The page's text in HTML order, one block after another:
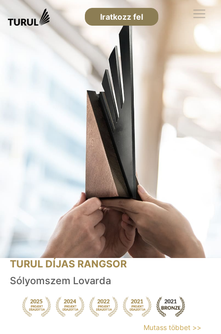
Iratkozz fel
TURUL DÍJAS RANGSOR
Sólyomszem Lovarda
Mutass többet >>